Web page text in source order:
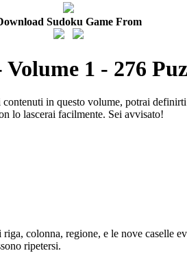
Sudoku Game From
1 - 276
in questo volume, potrai
lo lascerai facilmente. Sei avvisato!
colonna, regione, e le nove caselle
ripetersi.